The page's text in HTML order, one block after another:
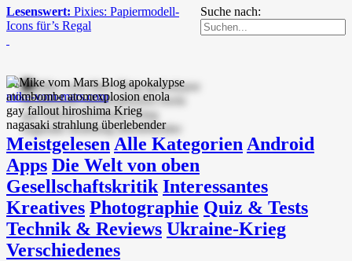
Suche nach:
Lesenswert: Pixies: Papiermodell-
Icons für’s Regal
mike-vom-mars.com
Meistgelesen Alle Kategorien Android
Apps Die Welt von oben
Gesellschaftskritik Interessantes
Kreatives Photographie Quiz & Tests
Technik & Reviews Ukraine-Krieg
Verschiedenes